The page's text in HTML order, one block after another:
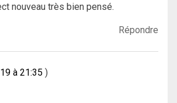
nouveau très bien pensé.
Répondre
à 21:35